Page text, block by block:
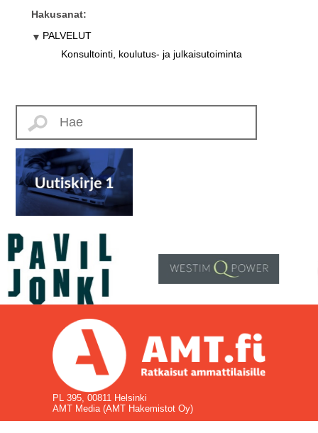
Hakusanat:
PALVELUT
Konsultointi, koulutus- ja julkaisutoiminta
PL 395, 00811 Helsinki
AMT Media (AMT Hakemistot Oy)